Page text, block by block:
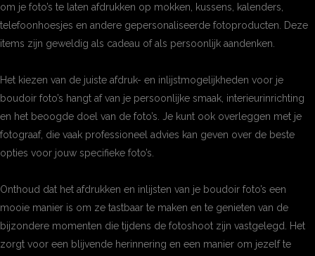
om je foto’s te laten afdrukken op mokken, kussens, kalenders,
telefoonhoesjes en andere gepersonaliseerde fotoproducten. Deze
items zijn geweldig als cadeau of als persoonlijk aandenken.
Het kiezen van de juiste afdruk- en inlijstmogelijkheden voor je
boudoir foto’s hangt af van je persoonlijke smaak, interieurinrichting
en het beoogde doel van de foto’s. Je kunt ook overleggen met je
fotograaf, die vaak professioneel advies kan geven over de beste
opties voor jouw specifieke foto’s.
Onthoud dat het afdrukken en inlijsten van je boudoir foto’s een
mooie manier is om ze tastbaar te maken en te genieten van de
bijzondere momenten die tijdens de fotoshoot zijn vastgelegd. Het
zorgt voor een blijvende herinnering en een manier om jezelf te